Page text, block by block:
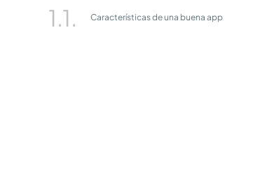
Características de una buena app